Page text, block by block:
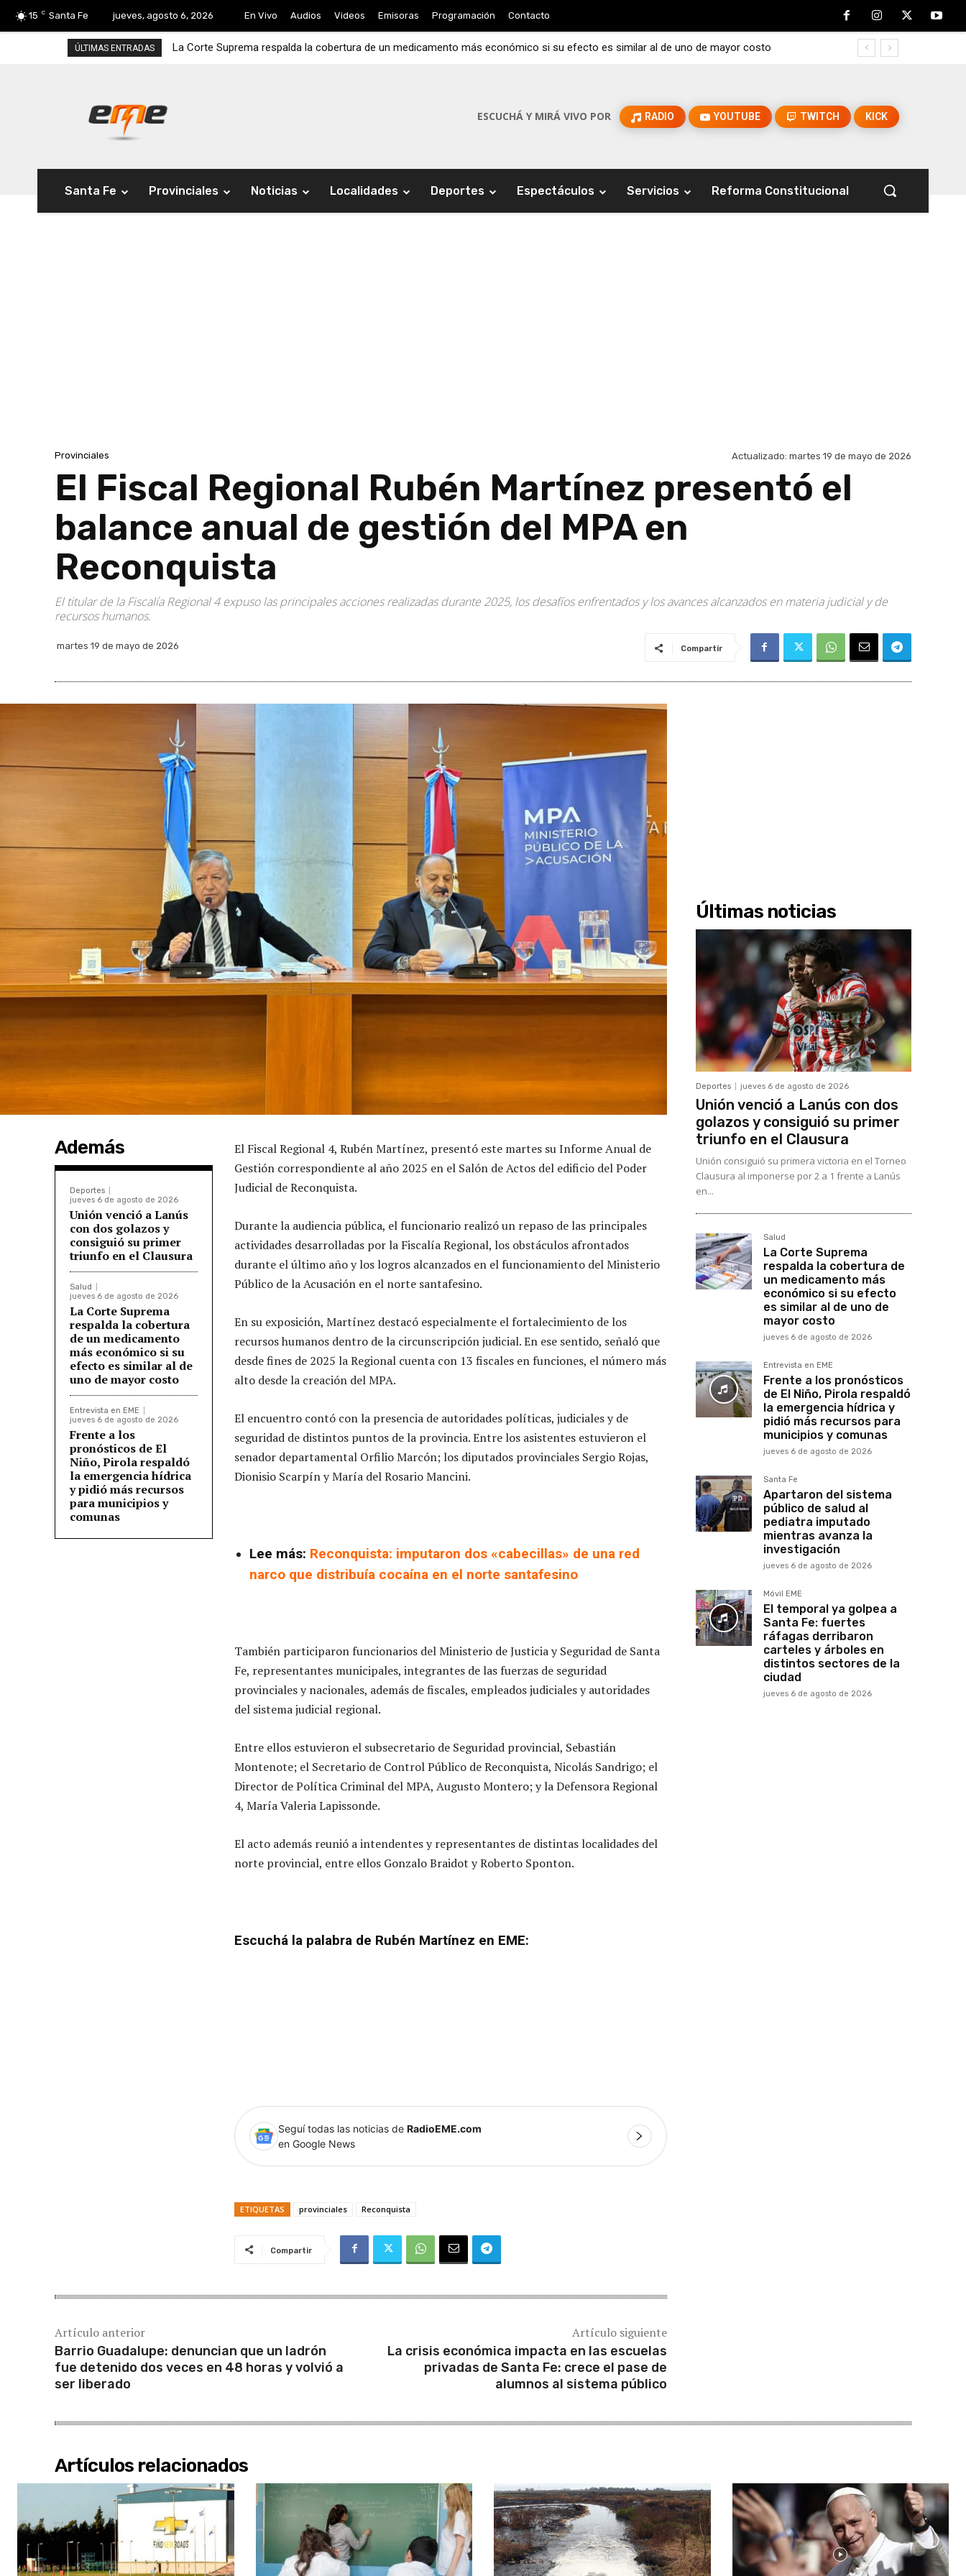
15 C Santa Fe jueves, agosto 6, 2026 En Vivo Audios Videos Emisoras Programación Contacto
ÚLTIMAS ENTRADAS La Corte Suprema respalda la cobertura de un medicamento más económico si su efecto es similar al de uno de mayor costo
ESCUCHÁ Y MIRÁ VIVO POR RADIO YOUTUBE TWITCH KICK
Santa Fe Provinciales Noticias Localidades Deportes Espectáculos Servicios Reforma Constitucional
Provinciales Actualizado: martes 19 de mayo de 2026
El Fiscal Regional Rubén Martínez presentó el
balance anual de gestión del MPA en
Reconquista
El titular de la Fiscalía Regional 4 expuso las principales acciones realizadas durante 2025, los desafíos enfrentados y los avances alcanzados en materia judicial y de
recursos humanos.
martes 19 de mayo de 2026 Compartir
Además
Deportes
jueves 6 de agosto de 2026
Unión venció a Lanús
con dos golazos y
consiguió su primer
triunfo en el Clausura
Salud
jueves 6 de agosto de 2026
La Corte Suprema
respalda la cobertura
de un medicamento
más económico si su
efecto es similar al de
uno de mayor costo
Entrevista en EME
jueves 6 de agosto de 2026
Frente a los
pronósticos de El
Niño, Pirola respaldó
la emergencia hídrica
y pidió más recursos
para municipios y
comunas
El Fiscal Regional 4, Rubén Martínez, presentó este martes su Informe Anual de
Gestión correspondiente al año 2025 en el Salón de Actos del edificio del Poder
Judicial de Reconquista.
Durante la audiencia pública, el funcionario realizó un repaso de las principales
actividades desarrolladas por la Fiscalía Regional, los obstáculos afrontados
durante el último año y los logros alcanzados en el funcionamiento del Ministerio
Público de la Acusación en el norte santafesino.
En su exposición, Martínez destacó especialmente el fortalecimiento de los
recursos humanos dentro de la circunscripción judicial. En ese sentido, señaló que
desde fines de 2025 la Regional cuenta con 13 fiscales en funciones, el número más
alto desde la creación del MPA.
El encuentro contó con la presencia de autoridades políticas, judiciales y de
seguridad de distintos puntos de la provincia. Entre los asistentes estuvieron el
senador departamental Orfilio Marcón; los diputados provinciales Sergio Rojas,
Dionisio Scarpín y María del Rosario Mancini.
Lee más: Reconquista: imputaron dos «cabecillas» de una red
narco que distribuía cocaína en el norte santafesino
También participaron funcionarios del Ministerio de Justicia y Seguridad de Santa
Fe, representantes municipales, integrantes de las fuerzas de seguridad
provinciales y nacionales, además de fiscales, empleados judiciales y autoridades
del sistema judicial regional.
Entre ellos estuvieron el subsecretario de Seguridad provincial, Sebastián
Montenote; el Secretario de Control Público de Reconquista, Nicolás Sandrigo; el
Director de Política Criminal del MPA, Augusto Montero; y la Defensora Regional
4, María Valeria Lapissonde.
El acto además reunió a intendentes y representantes de distintas localidades del
norte provincial, entre ellos Gonzalo Braidot y Roberto Sponton.
Escuchá la palabra de Rubén Martínez en EME:
Seguí todas las noticias de RadioEME.com
en Google News
ETIQUETAS provinciales Reconquista
Compartir
Artículo anterior
Barrio Guadalupe: denuncian que un ladrón
fue detenido dos veces en 48 horas y volvió a
ser liberado
Artículo siguiente
La crisis económica impacta en las escuelas
privadas de Santa Fe: crece el pase de
alumnos al sistema público
Últimas noticias
Deportes jueves 6 de agosto de 2026
Unión venció a Lanús con dos
golazos y consiguió su primer
triunfo en el Clausura
Unión consiguió su primera victoria en el Torneo
Clausura al imponerse por 2 a 1 frente a Lanús
en...
Salud
La Corte Suprema
respalda la cobertura de
un medicamento más
económico si su efecto
es similar al de uno de
mayor costo
jueves 6 de agosto de 2026
Entrevista en EME
Frente a los pronósticos
de El Niño, Pirola respaldó
la emergencia hídrica y
pidió más recursos para
municipios y comunas
jueves 6 de agosto de 2026
Santa Fe
Apartaron del sistema
público de salud al
pediatra imputado
mientras avanza la
investigación
jueves 6 de agosto de 2026
Móvil EME
El temporal ya golpea a
Santa Fe: fuertes
ráfagas derribaron
carteles y árboles en
distintos sectores de la
ciudad
jueves 6 de agosto de 2026
Artículos relacionados